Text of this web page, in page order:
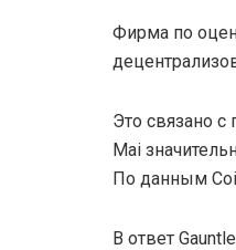
Фирма по
Это связано
Mai
По данным
В ответ